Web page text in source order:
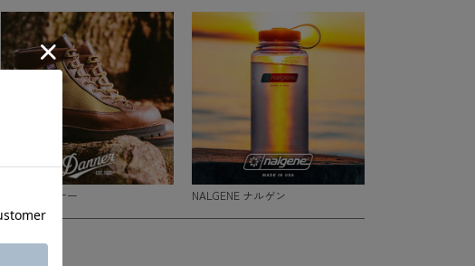
DANNER ダナー NALGENE ナルゲン